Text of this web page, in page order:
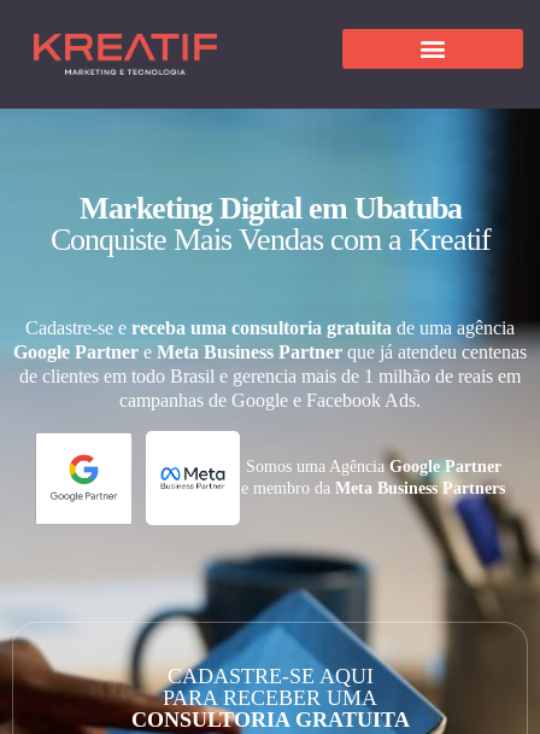
Marketing Digital em Ubatuba
Conquiste Mais Vendas com a Kreatif
Cadastre-se e receba uma consultoria gratuita de uma agência
Google Partner e Meta Business Partner que já atendeu centenas
de clientes em todo Brasil e gerencia mais de 1 milhão de reais em
campanhas de Google e Facebook Ads.
Somos uma AgênciaGoogle Partner
e membro daMeta Business Partners
CADASTRE-SE AQUI
PARA RECEBER UMA
CONSULTORIA GRATUITA